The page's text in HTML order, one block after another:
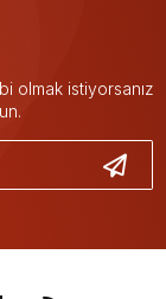
olmak istiyorsanız